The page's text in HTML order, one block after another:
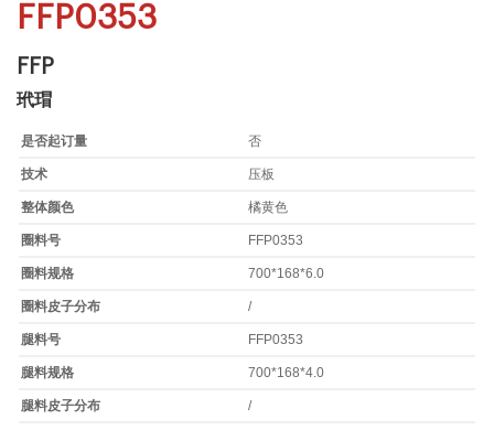
FFP0353
FFP
玳瑁
是否起订量 否
技术 压板
整体颜色 橘黄色
圈料号 FFP0353
圈料规格 700*168*6.0
圈料皮子分布 /
腿料号 FFP0353
腿料规格 700*168*4.0
腿料皮子分布 /